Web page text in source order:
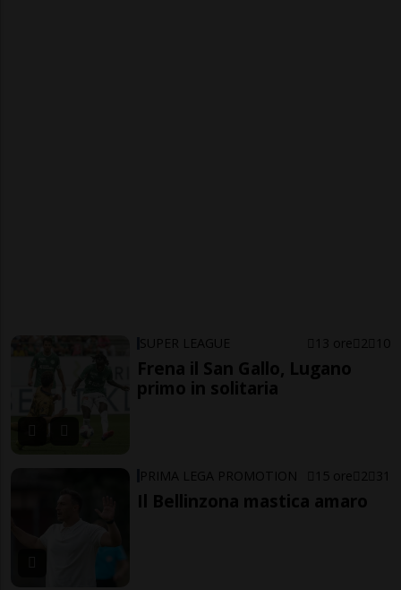
SUPER LEAGUE 13 ore 2 10
Frena il San Gallo, Lugano
primo in solitaria
PRIMA LEGA PROMOTION 15 ore 2 31
Il Bellinzona mastica amaro